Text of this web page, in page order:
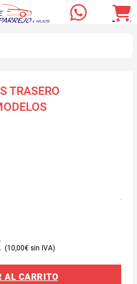
TRASERO
10,00€
AL CARRITO